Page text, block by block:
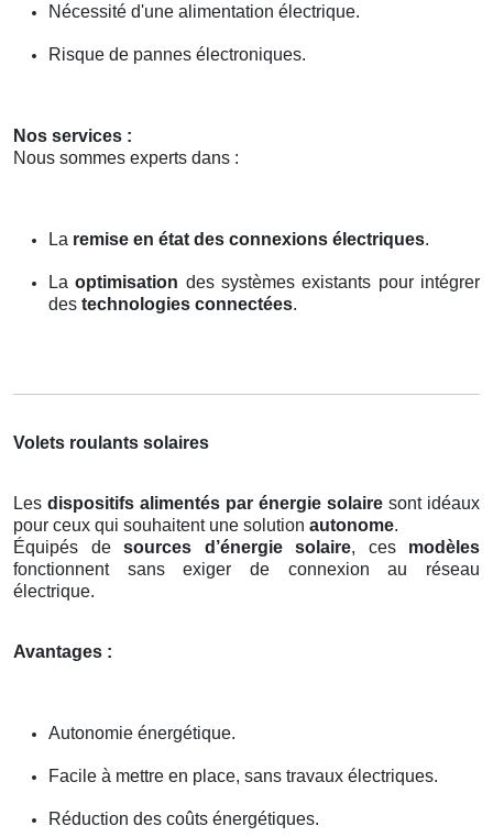
Nécessité d'une alimentation électrique.
Risque de pannes électroniques.
Nos services :
Nous sommes experts dans :
La remise en état des connexions électriques.
Laoptimisation des systèmes existants pour intégrer
des technologies connectées.
Volets roulants solaires
Les dispositifs alimentés par énergie solaire sont idéaux
pour ceux qui souhaitent une solution autonome.
Équipés de sources d’énergie solaire, ces modèles
fonctionnent sans exiger de connexion au réseau
électrique.
Avantages :
Autonomie énergétique.
Facile à mettre en place, sans travaux électriques.
Réduction des coûts énergétiques.